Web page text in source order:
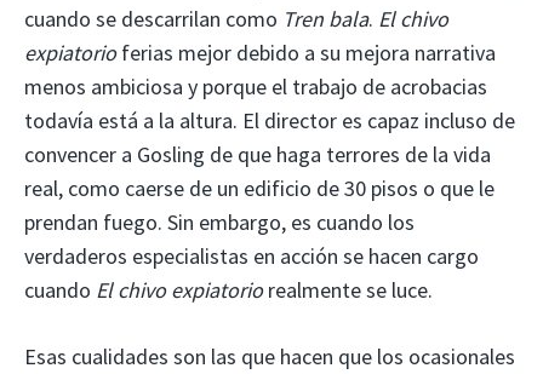
cuando se descarrilan como Tren bala. El chivo
expiatorioferias mejor debido a su mejora narrativa
menos ambiciosa y porque el trabajo de acrobacias
todavía está a la altura. El director es capaz incluso de
convencer a Gosling de que haga terrores de la vida
real, como caerse de un edificio de 30 pisos o que le
prendan fuego. Sin embargo, es cuando los
verdaderos especialistas en acción se hacen cargo
cuando El chivo expiatoriorealmente se luce.
Esas cualidades son las que hacen que los ocasionales